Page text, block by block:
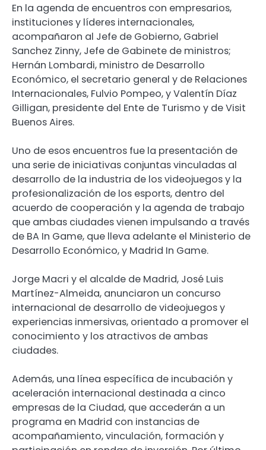
En la agenda de encuentros con empresarios,
instituciones y líderes internacionales,
acompañaron al Jefe de Gobierno, Gabriel
Sanchez Zinny, Jefe de Gabinete de ministros;
Hernán Lombardi, ministro de Desarrollo
Económico, el secretario general y de Relaciones
Internacionales, Fulvio Pompeo, y Valentín Díaz
Gilligan, presidente del Ente de Turismo y de Visit
Buenos Aires.
Uno de esos encuentros fue la presentación de
una serie de iniciativas conjuntas vinculadas al
desarrollo de la industria de los videojuegos y la
profesionalización de los esports, dentro del
acuerdo de cooperación y la agenda de trabajo
que ambas ciudades vienen impulsando a través
de BA In Game, que lleva adelante el Ministerio de
Desarrollo Económico, y Madrid In Game.
Jorge Macri y el alcalde de Madrid, José Luis
Martínez-Almeida, anunciaron un concurso
internacional de desarrollo de videojuegos y
experiencias inmersivas, orientado a promover el
conocimiento y los atractivos de ambas
ciudades.
Además, una línea específica de incubación y
aceleración internacional destinada a cinco
empresas de la Ciudad, que accederán a un
programa en Madrid con instancias de
acompañamiento, vinculación, formación y